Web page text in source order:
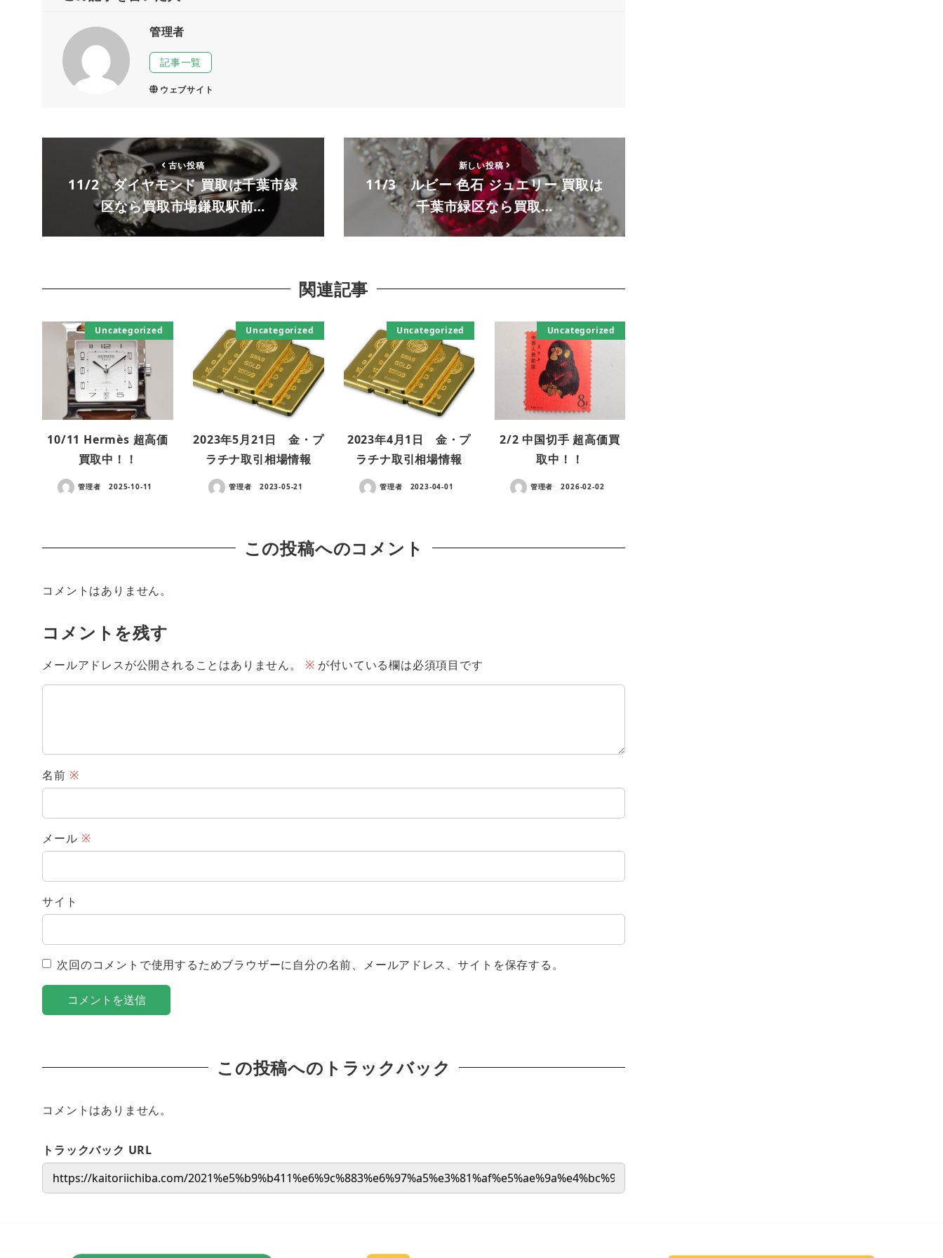
管理者
記事一覧
ウェブサイト
古い投稿
11/2 ダイヤモンド 買取は千葉市緑
区なら買取市場鎌取駅前…
新しい投稿
11/3 ルビー 色石 ジュエリー 買取は
千葉市緑区なら買取…
関連記事
Uncategorized
10/11 Hermès 超高価
買取中！！
管理者 2025-10-11
Uncategorized
2023年5月21日 金・プ
ラチナ取引相場情報
管理者 2023-05-21
Uncategorized
2023年4月1日 金・プ
ラチナ取引相場情報
管理者 2023-04-01
Uncategorized
2/2 中国切手 超高価買
取中！！
管理者 2026-02-02
この投稿へのコメント
コメントはありません。
コメントを残す
メールアドレスが公開されることはありません。 ※ が付いている欄は必須項目です
名前 ※
メール ※
サイト
次回のコメントで使用するためブラウザーに自分の名前、メールアドレス、サイトを保存する。
この投稿へのトラックバック
コメントはありません。
トラックバック URL